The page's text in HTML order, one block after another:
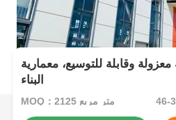
معزولة وقابلة للتوسيع، معمارية
البناء
MOQ：2125 متر مربع